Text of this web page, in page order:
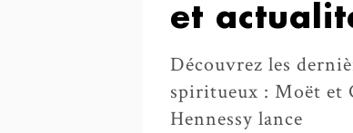
et
Découvrez les
spiritueux : Moët et
Hennessy lance